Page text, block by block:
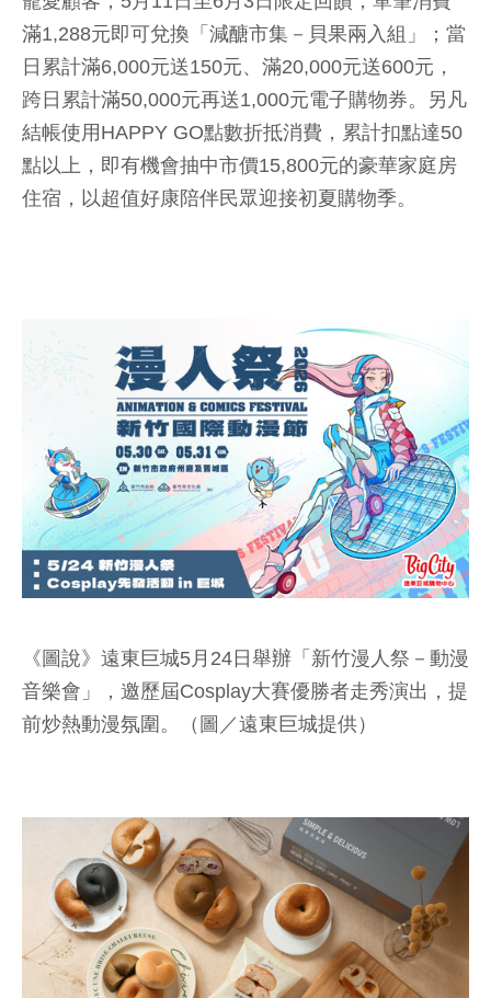
滿1,288元即可兌換「減醣市集－貝果兩入組」；當
日累計滿6,000元送150元、滿20,000元送600元，
跨日累計滿50,000元再送1,000元電子購物券。另凡
結帳使用HAPPY GO點數折抵消費，累計扣點達50
點以上，即有機會抽中市價15,800元的豪華家庭房
住宿，以超值好康陪伴民眾迎接初夏購物季。
《圖說》遠東巨城5月24日舉辦「新竹漫人祭－動漫
音樂會」，邀歷屆Cosplay大賽優勝者走秀演出，提
前炒熱動漫氛圍。（圖／遠東巨城提供）